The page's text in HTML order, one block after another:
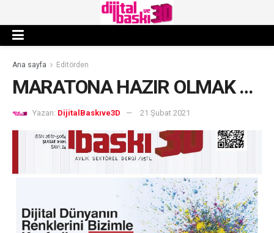
Ana sayfa Editörden
MARATONA HAZIR OLMAK …
Yazan: DijitalBaskıve3D 21 Şubat 2021